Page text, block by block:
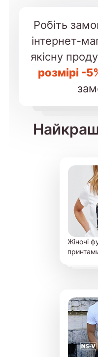
Робіть
інтернет-
якісну
розмірі -
Жіночі